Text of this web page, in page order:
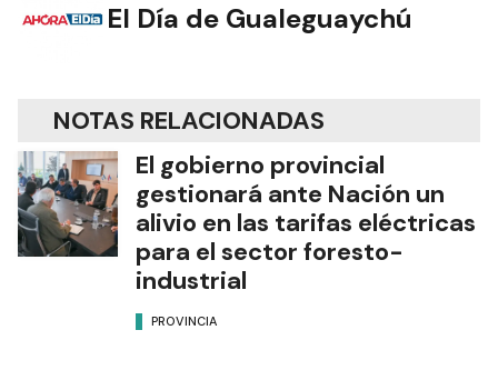
El Día de Gualeguaychú
NOTAS RELACIONADAS
El gobierno provincial
gestionará ante Nación un
alivio en las tarifas eléctricas
para el sector foresto-
industrial
PROVINCIA